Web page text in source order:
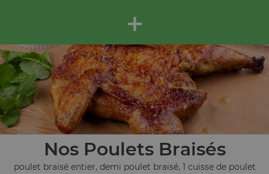
+
Nos Poulets Braisés
poulet braisé entier, demi poulet braisé, 1 cuisse de poulet